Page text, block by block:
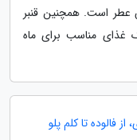
است. همچنین قنبر
غذای مناسب برای ماه
فالوده تا کلم پلو